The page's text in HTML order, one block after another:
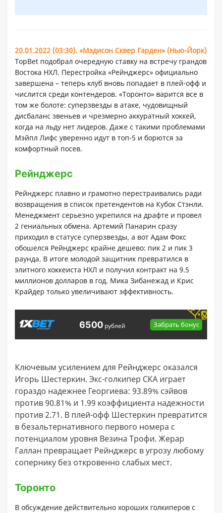
20.01.2022 (03:30). «Мэдисон Сквер Гарден» (Нью-Йорк)
TopBet подобрал очередную ставку на встречу грандов
Востока НХЛ. Перестройка «Рейнджерс» официально
завершена – теперь клуб вновь попадает в плей-офф и
числится среди контендеров. «Торонто» варится все в
том же болоте: суперзвезды в атаке, чудовищный
дисбаланс звеньев и чрезмерно аккуратный хоккей,
когда на льду нет лидеров. Даже с такими проблемами
Мэйпл Лифс уверенно идут в топ-5 и борются за
комфортный посев.
Рейнджерс
Рейнджерс плавно и грамотно перестраивались ради
возвращения в список претендентов на Кубок Стэнли.
Менеджмент серьезно укрепился на драфте и провел
2 гениальных обмена. Артемий Панарин сразу
приходил в статусе суперзвезды, а вот Адам Фокс
обошелся Рейнджерс крайне дешево: пик 2 и пик 3
раунда. В итоге молодой защитник превратился в
элитного хоккеиста НХЛ и получил контракт на 9.5
миллионов долларов в год. Мика Зибанежад и Крис
Крайдер только увеличивают эффективность.
6500 рублей Забрать бонус
Ключевым усилением для Рейнджерс оказался
Игорь Шестеркин. Экс-голкипер СКА играет
гораздо надежнее Георгиева: 93.89% сэйвов
против 90.81% и 1.99 коэффициента надежности
против 2.71. В плей-офф Шестеркин превратится
в безальтернативного первого номера с
потенциалом уровня Везина Трофи. Жерар
Галлан превращает Рейнджерс в угрозу любому
сопернику без откровенно слабых мест.
Торонто
В обсуждение действительно хороших голкиперов с